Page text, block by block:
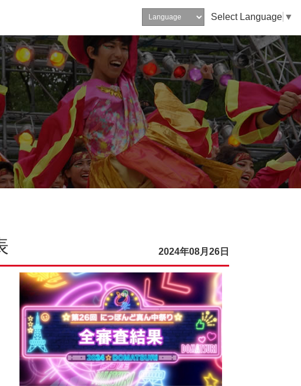
Select Language ▼
2024年08月26日